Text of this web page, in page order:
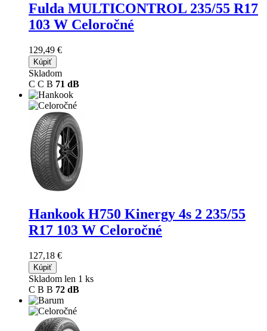
Fulda MULTICONTROL 235/55 R17
103 W Celoročné
129,49 €
Kúpiť
Skladom
C C B 71 dB
Hankook H750 Kinergy 4s 2 235/55
R17 103 W Celoročné
127,18 €
Kúpiť
Skladom len 1 ks
C B B 72 dB